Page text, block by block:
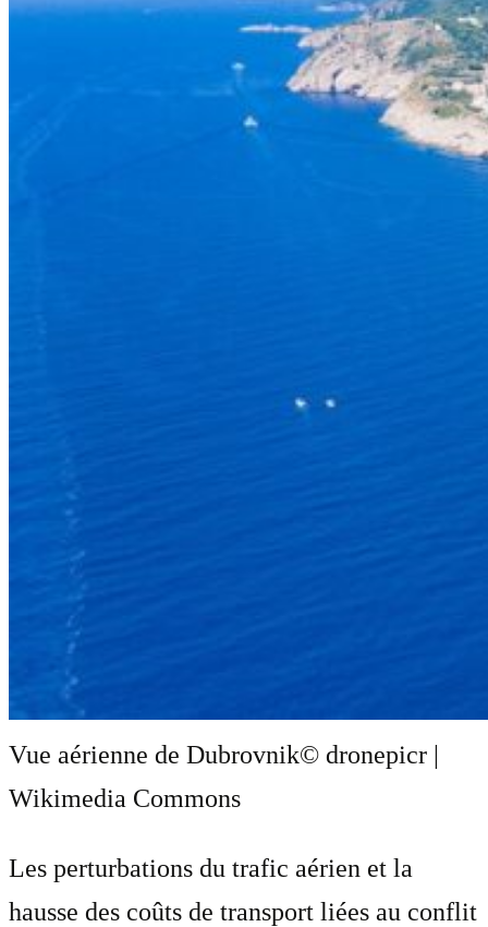
Vue aérienne de Dubrovnik© dronepicr |
Wikimedia Commons
Les perturbations du trafic aérien et la
hausse des coûts de transport liées au conflit